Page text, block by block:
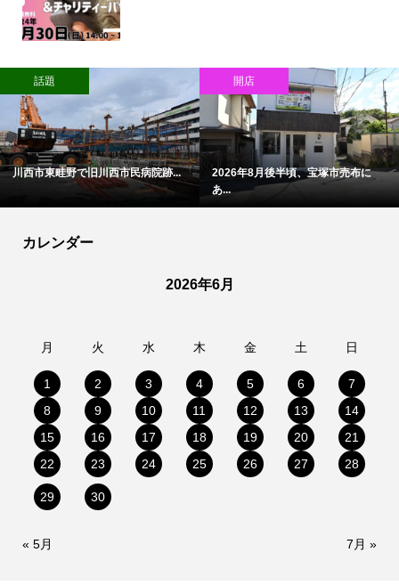
話題
川西市東畦野で旧川西市民病院跡...
開店
2026年8月後半頃、宝塚市売布に
あ...
カレンダー
2026年6月
月 火 水 木 金 土 日
1 2 3 4 5 6
7
8
9 10 11 12 13
14
15
16 17 18 19 20
21
22
23 24 25 26 27 28
29 30
« 5月 7月 »